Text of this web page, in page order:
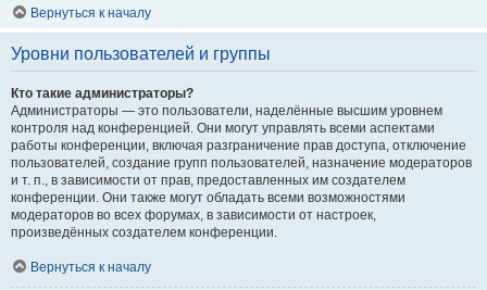
Вернуться к началу
Уровни пользователей и группы
Кто такие администраторы?
Администраторы — это пользователи, наделённые высшим уровнем
контроля над конференцией. Они могут управлять всеми аспектами
работы конференции, включая разграничение прав доступа, отключение
пользователей, создание групп пользователей, назначение модераторов
и т. п., в зависимости от прав, предоставленных им создателем
конференции. Они также могут обладать всеми возможностями
модераторов во всех форумах, в зависимости от настроек,
произведённых создателем конференции.
Вернуться к началу